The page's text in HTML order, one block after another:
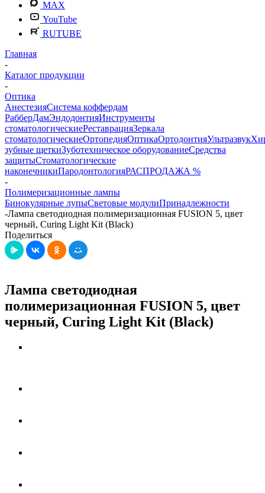
MAX
YouTube
RUTUBE
Главная
-
Каталог продукции
-
Оптика
АнестезияСистема коффердам
РабберДамЭндодонтияИнструменты
стоматологическиеРеставрацияЗеркала
стоматологическиеОртопедияОптикаОртодонтияУльтразвук
зубные щеткиЗуботехническое оборудованиеСредства
защитыСтоматологические
наконечникиПародонтологияРАСПРОДАЖА %
-
Полимеризационные лампы
Бинокулярные лупыСветовые модулиПринадлежности
-Лампа светодиодная полимеризационная FUSION 5, цвет
черный, Curing Light Kit (Black)
Поделиться
Лампа светодиодная
полимеризационная FUSION 5, цвет
черный, Curing Light Kit (Black)